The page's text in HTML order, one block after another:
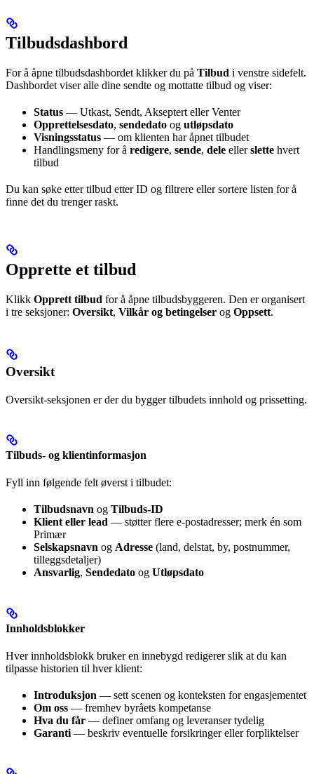
Tilbudsdashbord
For å åpne tilbudsdashbordet klikker du på Tilbud i venstre sidefelt.
Dashbordet viser alle dine sendte og mottatte tilbud og viser:
Status — Utkast, Sendt, Akseptert eller Venter
Opprettelsesdato, sendedato og utløpsdato
Visningsstatus — om klienten har åpnet tilbudet
Handlingsmeny for å redigere, sende, dele ellerslette hvert
tilbud
Du kan søke etter tilbud etter ID og filtrere eller sortere listen for å
finne det du trenger raskt.
Opprette et tilbud
Klikk Opprett tilbud for å åpne tilbudsbyggeren. Den er organisert
i tre seksjoner: Oversikt, Vilkår og betingelser og Oppsett.
Oversikt
Oversikt-seksjonen er der du bygger tilbudets innhold og prissetting.
Tilbuds- og klientinformasjon
Fyll inn følgende felt øverst i tilbudet:
Tilbudsnavn og Tilbuds-ID
Klient eller lead — støtter flere e-postadresser; merk én som
Primær
Selskapsnavn og Adresse (land, delstat, by, postnummer,
tilleggsdetaljer)
Ansvarlig, Sendedato og Utløpsdato
Innholdsblokker
Hver innholdsblokk bruker en innebygd redigerer slik at du kan
tilpasse historien til hver klient:
Introduksjon — sett scenen og konteksten for engasjementet
Om oss — fremhev byråets kompetanse
Hva du får — definer omfang og leveranser tydelig
Garanti — beskriv eventuelle forsikringer eller forpliktelser